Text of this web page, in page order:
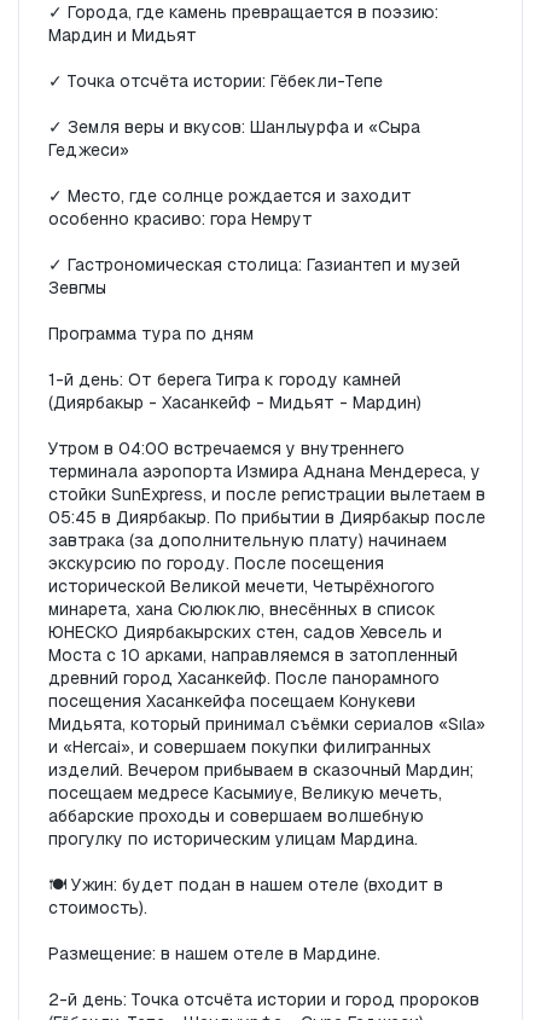
✓ Города, где камень превращается в поэзию:
Мардин и Мидьят
✓ Точка отсчёта истории: Гёбекли-Тепе
✓ Земля веры и вкусов: Шанлыурфа и «Сыра
Геджеси»
✓ Место, где солнце рождается и заходит
особенно красиво: гора Немрут
✓ Гастрономическая столица: Газиантеп и музей
Зевгмы
Программа тура по дням
1-й день: От берега Тигра к городу камней
(Диярбакыр - Хасанкейф - Мидьят - Мардин)
Утром в 04:00 встречаемся у внутреннего
терминала аэропорта Измира Аднана Мендереса, у
стойки SunExpress, и после регистрации вылетаем в
05:45 в Диярбакыр. По прибытии в Диярбакыр после
завтрака (за дополнительную плату) начинаем
экскурсию по городу. После посещения
исторической Великой мечети, Четырёхногого
минарета, хана Сюлюклю, внесённых в список
ЮНЕСКО Диярбакырских стен, садов Хевсель и
Моста с 10 арками, направляемся в затопленный
древний город Хасанкейф. После панорамного
посещения Хасанкейфа посещаем Конукеви
Мидьята, который принимал съёмки сериалов «Sıla»
и «Hercai», и совершаем покупки филигранных
изделий. Вечером прибываем в сказочный Мардин;
посещаем медресе Касымиye, Великую мечеть,
аббарские проходы и совершаем волшебную
прогулку по историческим улицам Мардина.
🍽️ Ужин: будет подан в нашем отеле (входит в
стоимость).
Размещение: в нашем отеле в Мардине.
2-й день: Точка отсчёта истории и город пророков